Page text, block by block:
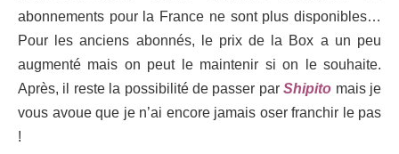
abonnements pour la France ne sont plus disponibles…
Pour les anciens abonnés, le prix de la Box a un peu
augmenté mais on peut le maintenir si on le souhaite.
Après, il reste la possibilité de passer parShipito mais je
vous avoue que je n’ai encore jamais oser franchir le pas
!